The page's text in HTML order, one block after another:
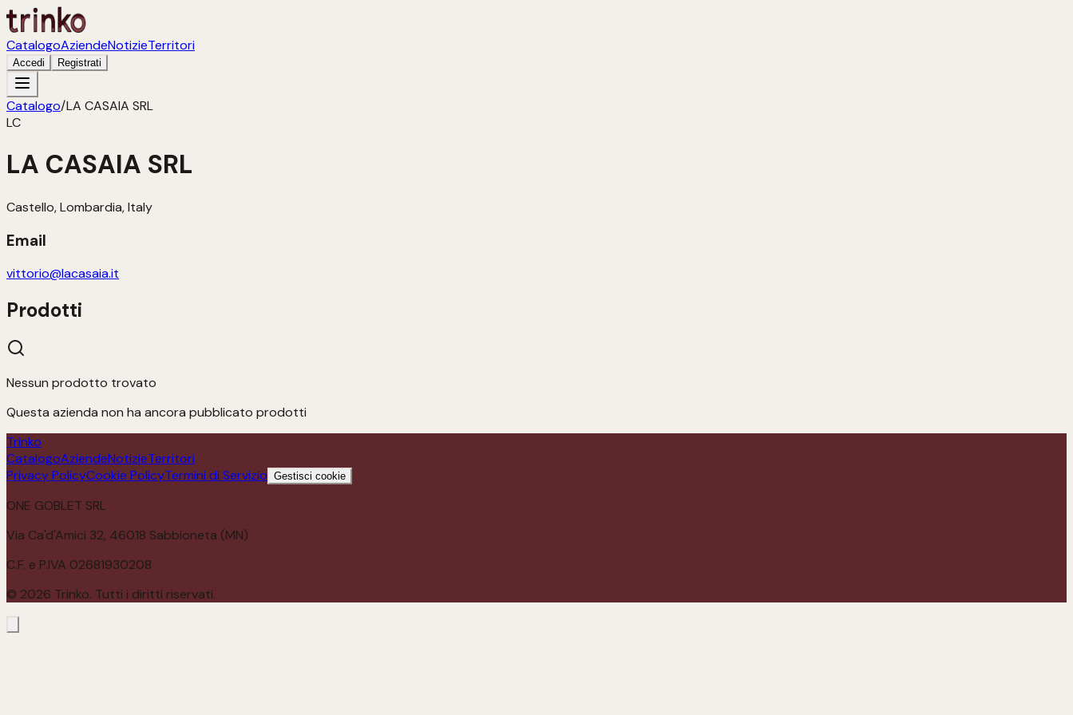
CatalogoAziendeNotizieTerritori
Accedi Registrati
Catalogo/LA CASAIA SRL
LC
LA CASAIA SRL
Castello, Lombardia, Italy
Email
vittorio@lacasaia.it
Prodotti
Nessun prodotto trovato
Questa azienda non ha ancora pubblicato prodotti
Trinko
CatalogoAziendeNotizieTerritori
Privacy PolicyCookie PolicyTermini di Servizio Gestisci cookie
ONE GOBLET SRL
Via Ca'd'Amici 32, 46018 Sabbioneta (MN)
C.F. e P.IVA 02681930208
© 2026 Trinko. Tutti i diritti riservati.